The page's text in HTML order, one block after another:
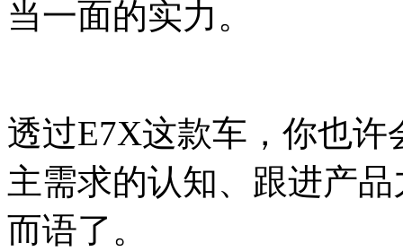
当一面的实力。
透过E7X这款车，你也
主需求的认知、跟进产
而语了。